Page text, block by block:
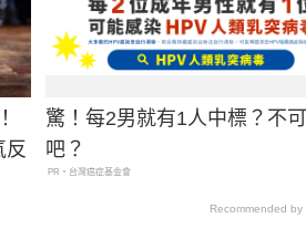
反
驚！每2男就有1人中標？不
吧？
PR・台灣癌症基金會
Recommended by